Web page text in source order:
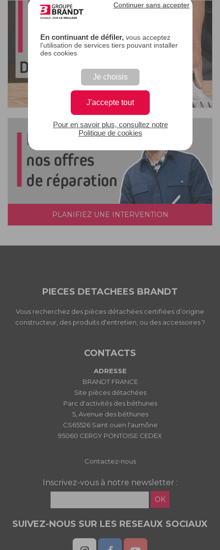
En continuant de défiler,vous acceptez
l'utilisation de services tiers pouvant installer
des cookies
Je choisis
J'accepte tout
Continuer sans accepter
Pour en savoir plus, consultez notre
Politique de cookies
PLANIFIEZ UNE INTERVENTION
PIECES DETACHEES BRANDT
Vous recherchez des pièces détachées certifiées d’origine
constructeur, des produits d'entretien, ou des accessoires ?
CONTACTS
ADRESSE
BRANDT FRANCE
Site pièces détachées
Parc d'activités des béthunes
5, Avenue des béthunes
CS65526 Saint ouen l'aumône
95060 CERGY PONTOISE CEDEX
Contactez-nous
Inscrivez-vous à notre newsletter :
OK
SUIVEZ-NOUS SUR LES RESEAUX SOCIAUX